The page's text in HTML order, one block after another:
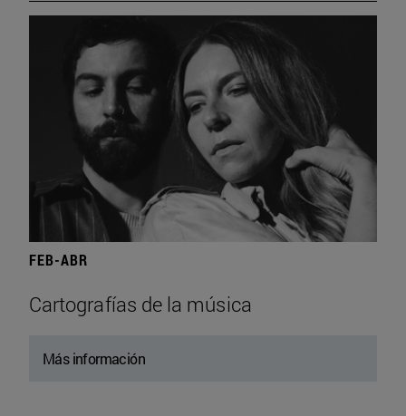
FEB-ABR
Cartografías de la música
Más información